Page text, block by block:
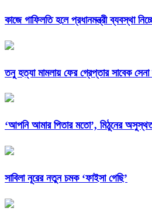
কাজে গাফিলতি হলে প্রধানমন্ত্রী ব্যবস্থা
তনু হত্যা মামলায় ফের গ্রেপ্তার সাবেক
‘আপনি আমার পিতার মতো’, মিঠুনের
সাবিলা নূরের নতুন চমক ‘ফাইসা গেছি’